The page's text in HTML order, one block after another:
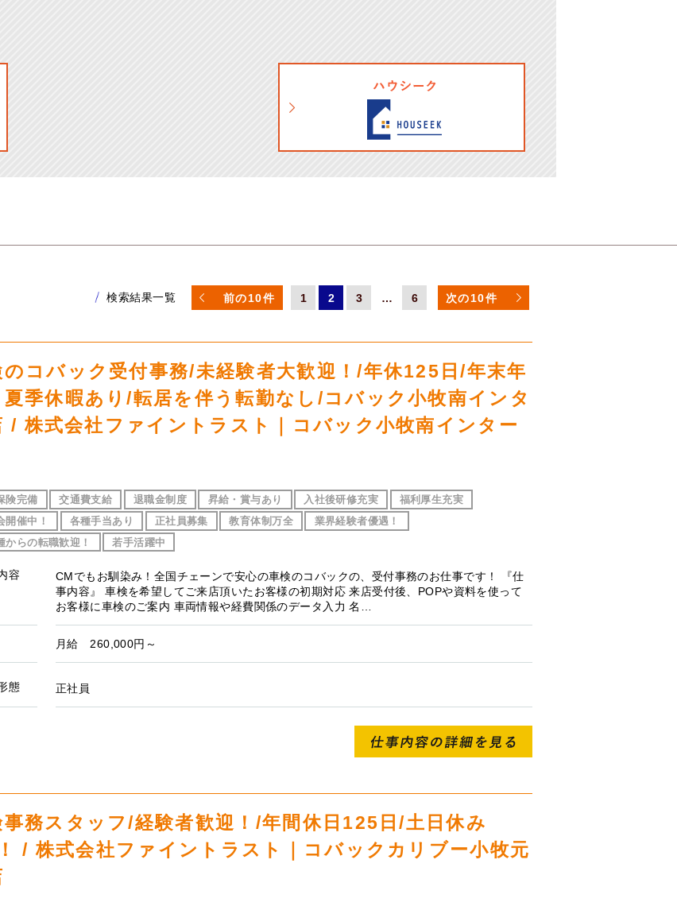
検索結果一覧 前の10件 1 2 3 … 6 次の10件
のコバック受付事務/未経験者大歓迎！/年休125日/年末年
夏季休暇あり/転居を伴う転勤なし/コバック小牧南インタ
/ 株式会社ファイントラスト｜コバック小牧南インター
険完備 交通費支給 退職金制度 昇給・賞与あり 入社後研修充実
福利厚生充実
開催中！
各種手当あり 正社員募集 教育体制万全
業界経験者優遇！
からの転職歓迎！
若手活躍中
容
CMでもお馴染み！全国チェーンで安心の車検のコバックの、受付事務のお仕事です！ 『仕
事内容』 車検を希望してご来店頂いたお客様の初期対応 来店受付後、POPや資料を使って
お客様に車検のご案内 車両情報や経費関係のデータ入力 名…
月給 260,000円～
態 正社員
事務スタッフ/経験者歓迎！/年間休日125日/土日休み
/ 株式会社ファイントラスト｜コバックカリブー小牧元